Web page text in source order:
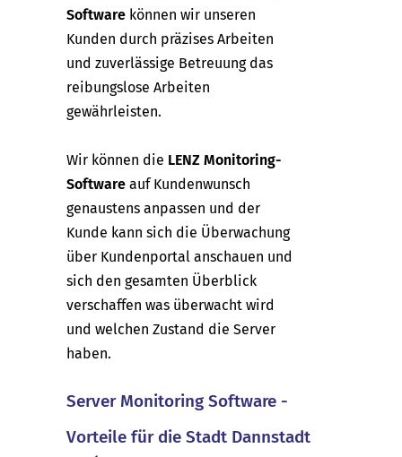
Software können wir unseren
Kunden durch präzises Arbeiten
und zuverlässige Betreuung das
reibungslose Arbeiten
gewährleisten.
Wir können die LENZ Monitoring-
Software auf Kundenwunsch
genaustens anpassen und der
Kunde kann sich die Überwachung
über Kundenportal anschauen und
sich den gesamten Überblick
verschaffen was überwacht wird
und welchen Zustand die Server
haben.
Server Monitoring Software -
Vorteile für die Stadt Dannstadt